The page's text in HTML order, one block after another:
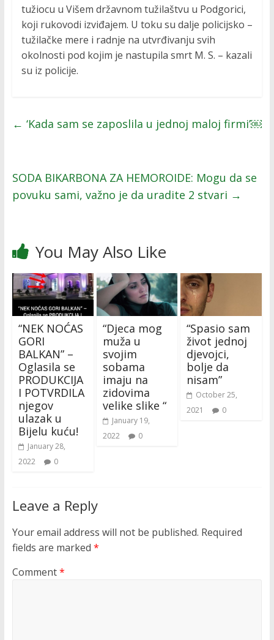
tužiocu u Višem državnom tužilaštvu u Podgorici,
koji rukovodi izviđajem. U toku su dalje policijsko –
tužilačke mere i radnje na utvrđivanju svih
okolnosti pod kojim je nastupila smrt M. S. – kazali
su iz policije.
← ‘Kada sam se zaposlila u jednoj maloj firmi’￼
SODA BIKARBONA ZA HEMOROIDE: Mogu da se
povuku sami, važno je da uradite 2 stvari →
You May Also Like
“NEK NOĆAS
GORI
BALKAN” –
Oglasila se
PRODUKCIJA
I POTVRDILA
njegov
ulazak u
Bijelu kuću!
January 28,
2022
0
“Djeca mog
muža u
svojim
sobama
imaju na
zidovima
velike slike “
January 19,
2022
0
“Spasio sam
život jednoj
djevojci,
bolje da
nisam”
October 25,
2021
0
Leave a Reply
Your email address will not be published. Required
fields are marked *
Comment*